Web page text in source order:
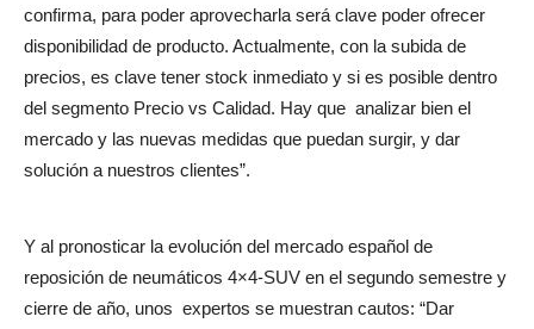
confirma, para poder aprovecharla será clave poder ofrecer
disponibilidad de producto. Actualmente, con la subida de
precios, es clave tener stock inmediato y si es posible dentro
del segmento Precio vs Calidad. Hay que analizar bien el
mercado y las nuevas medidas que puedan surgir, y dar
solución a nuestros clientes”.
Y al pronosticar la evolución del mercado español de
reposición de neumáticos 4×4-SUV en el segundo semestre y
cierre de año, unos expertos se muestran cautos: “Dar